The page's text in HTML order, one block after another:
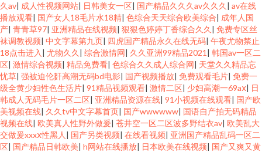
久av| 成人性视频网站| 日韩美女一区| 国产精品久久久av久久久 | av在线
播放观看| 国产女人18毛片水18精| 色综合天天综合欧美综合| 成年人国
产| 青青草97| 亚洲精品在线视频| 狠狠色婷婷丁香综合久久 | 免费专区丝
袜调教视频| 中文字幕第九页| 四虎国产精品永久在线无码| 午夜尤物禁止
18点击进入 | 尤物久久 | 综合激情网| 久久亚洲99精品2021 | 韩国av一区二
区| 激情综合视频| 精品免费看| 色综合久久成人综合网| 天堂久久精品忘
忧草| 强被迫伦姧高潮无码bd电影| 国产视频播放| 免费观看毛片| 免费一
级全黄少妇性色生活片| 91精品视频观看| 激情二区| 少妇高潮一69aⅹ| 日
韩成人无码毛片一区二区| 亚洲精品资源在线| 91小视频在线观看| 国产欧
美视频在线| 久久tv中文字幕首页| 国产wwwwww| 国语自产拍无码精品
视频在线| 欧美真人性野外做爰| 苍井空一区二区波多野结衣av| 欧美乱大
交做爰xxxⅹ性黑人 | 国产另类视频| 在线看视频| 亚洲国产精品乱码一区二
区| 国产精品日韩欧美| h网站在线播放| 日本欧美在线视频| 国产又爽又黄